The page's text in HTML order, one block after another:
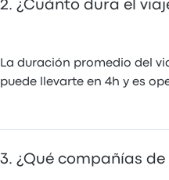
¿Cuánto dura el
La duración promedio del
puede llevarte en 4h y es
¿Qué compañías